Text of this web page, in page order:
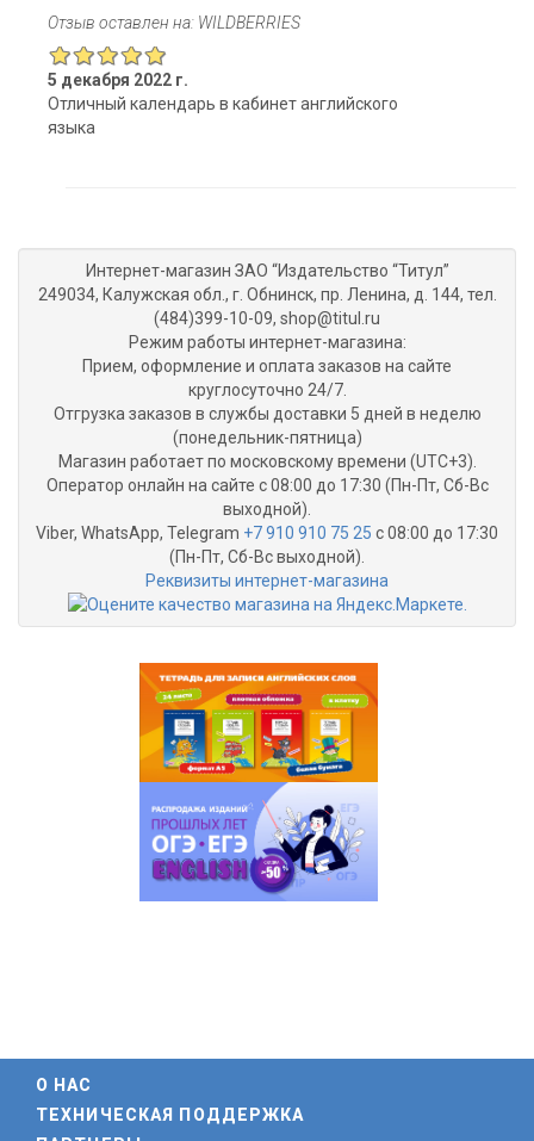
Отзыв оставлен на: WILDBERRIES
5 декабря 2022 г.
Отличный календарь в кабинет английского
языка
Интернет-магазин ЗАО “Издательство “Титул”
249034, Калужская обл., г. Обнинск, пр. Ленина, д. 144, тел.
(484)399-10-09, shop@titul.ru
Режим работы интернет-магазина:
Прием, оформление и оплата заказов на сайте
круглосуточно 24/7.
Отгрузка заказов в службы доставки 5 дней в неделю
(понедельник-пятница)
Магазин работает по московскому времени (UTC+3).
Оператор онлайн на сайте с 08:00 до 17:30 (Пн-Пт, Сб-Вс
выходной).
Viber, WhatsApp, Telegram +7 910 910 75 25 с 08:00 до 17:30
(Пн-Пт, Сб-Вс выходной).
Реквизиты интернет-магазина
О НАС
ТЕХНИЧЕСКАЯ ПОДДЕРЖКА